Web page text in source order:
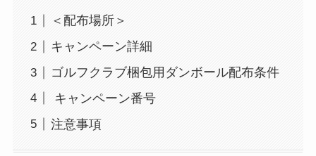
＜配布場所＞
キャンペーン詳細
ゴルフクラブ梱包用ダンボール配布条件
キャンペーン番号
注意事項